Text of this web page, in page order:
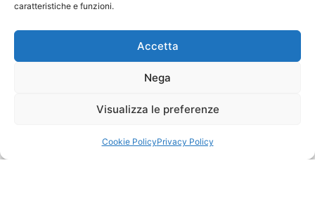
caratteristiche e funzioni.
Accetta
Nega
Visualizza le preferenze
Cookie PolicyPrivacy Policy
Diversity negli studi al setaccio
1 2 3 4 5